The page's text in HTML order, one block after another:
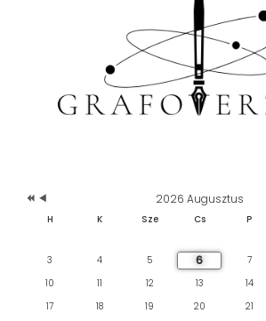
2026 Augusztus
H K Sze Cs P
3
4 5 6 7
10
11 12 13 14
17
18 19 20 21